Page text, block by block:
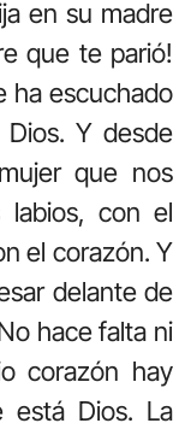
en su madre
que te parió!
ha escuchado
Y desde
que nos
con el
el corazón. Y
delante de
hace falta ni
corazón hay
está Dios. La